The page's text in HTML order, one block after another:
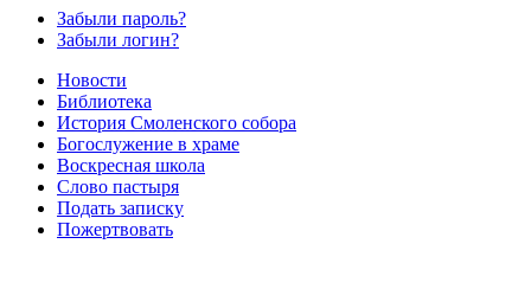
Забыли пароль?
Забыли логин?
Новости
Библиотека
История Смоленского собора
Богослужение в храме
Воскресная школа
Слово пастыря
Подать записку
Пожертвовать